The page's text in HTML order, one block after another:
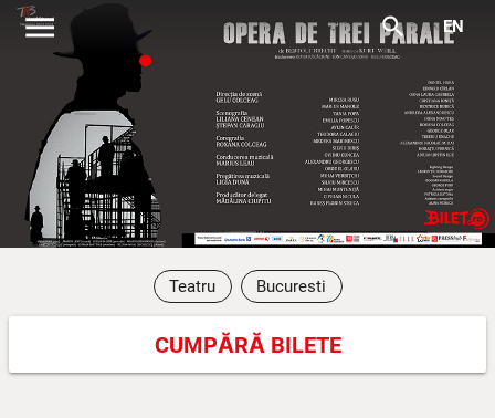
menu search EN
Teatru Bucuresti
CUMPĂRĂ BILETE